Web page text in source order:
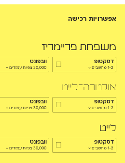
אפשרויות רכישה
משפחת פריימריז
דסקטופ
1-2 מחשבים
וובפונט
30,000 צפיות עמודים
אולטרה־לייט
דסקטופ
1-2 מחשבים
וובפונט
30,000 צפיות עמודים
לייט
דסקטופ
1-2 מחשבים
וובפונט
30,000 צפיות עמודים